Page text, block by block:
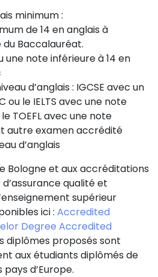
minimum :
de 14 en anglais à
du Baccalauréat.
une note inférieure à 14 en
d’anglais : IGCSE avec un
ou le IELTS avec une note
TOEFL avec une note
autre examen accrédité
d’anglais
Bologne et aux accréditations
qualité et
supérieur
ici : Accredited
Degree Accredited
diplômes proposés sont
aux étudiants diplômés de
d’Europe.